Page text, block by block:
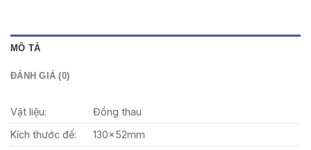
MÔ TẢ
ĐÁNH GIÁ (0)
Vật liệu:
Đồng thau
Kích thước đế:
130x52mm